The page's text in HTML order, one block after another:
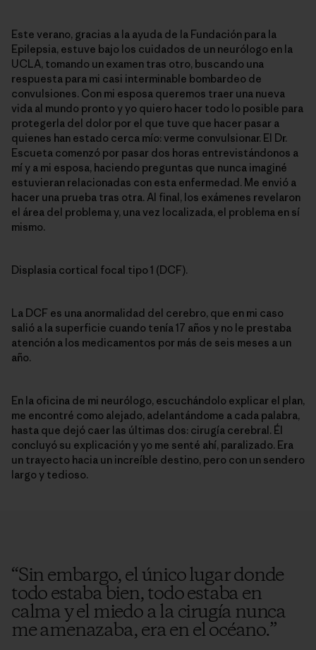
Este verano, gracias a la ayuda de la Fundación para la
Epilepsia, estuve bajo los cuidados de un neurólogo en la
UCLA, tomando un examen tras otro, buscando una
respuesta para mi casi interminable bombardeo de
convulsiones. Con mi esposa queremos traer una nueva
vida al mundo pronto y yo quiero hacer todo lo posible para
protegerla del dolor por el que tuve que hacer pasar a
quienes han estado cerca mío: verme convulsionar. El Dr.
Escueta comenzó por pasar dos horas entrevistándonos a
mí y a mi esposa, haciendo preguntas que nunca imaginé
estuvieran relacionadas con esta enfermedad. Me envió a
hacer una prueba tras otra. Al final, los exámenes revelaron
el área del problema y, una vez localizada, el problema en sí
mismo.
Displasia cortical focal tipo 1 (DCF).
La DCF es una anormalidad del cerebro, que en mi caso
salió a la superficie cuando tenía 17 años y no le prestaba
atención a los medicamentos por más de seis meses a un
año.
En la oficina de mi neurólogo, escuchándolo explicar el plan,
me encontré como alejado, adelantándome a cada palabra,
hasta que dejó caer las últimas dos: cirugía cerebral. Él
concluyó su explicación y yo me senté ahí, paralizado. Era
un trayecto hacia un increíble destino, pero con un sendero
largo y tedioso.
“Sin embargo, el único lugar donde
todo estaba bien, todo estaba en
calma y el miedo a la cirugía nunca
me amenazaba, era en el océano.”